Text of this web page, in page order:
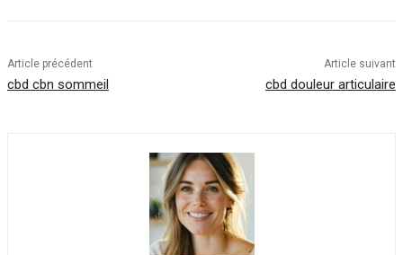
Article précédent
cbd cbn sommeil
Article suivant
cbd douleur articulaire